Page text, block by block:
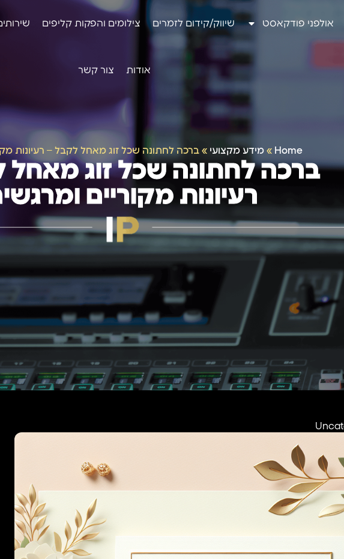
אולפני פודקאסט שיווק/קידום לזמרים צילומים והפקות קליפים
אודות צור קשר
Home
»מידע מקצועי »ברכה לחתונה שכל זוג מאחל לקבל – רעיונות
ברכה לחתונה שכל זוג מאחל
רעיונות מקוריים